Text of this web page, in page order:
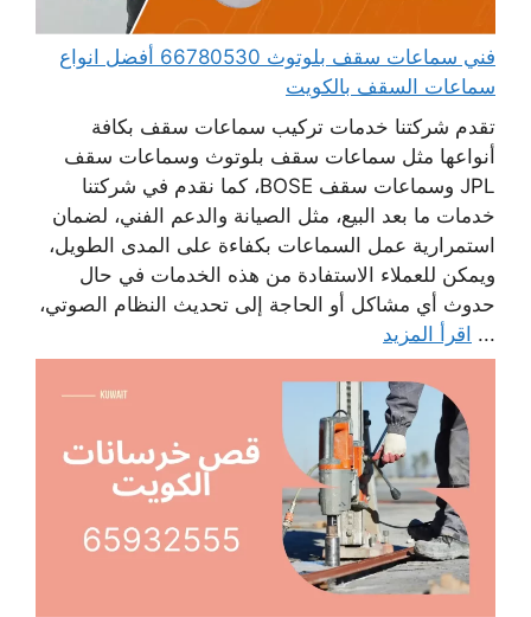
فني سماعات سقف بلوتوث 66780530 أفضل انواع
سماعات السقف بالكويت
تقدم شركتنا خدمات تركيب سماعات سقف بكافة
أنواعها مثل سماعات سقف بلوتوث وسماعات سقف
JPL وسماعات سقف BOSE، كما نقدم في شركتنا
خدمات ما بعد البيع، مثل الصيانة والدعم الفني، لضمان
استمرارية عمل السماعات بكفاءة على المدى الطويل،
ويمكن للعملاء الاستفادة من هذه الخدمات في حال
حدوث أي مشاكل أو الحاجة إلى تحديث النظام الصوتي،
... اقرأ المزيد